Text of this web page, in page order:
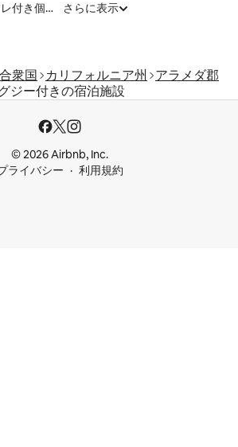
泊まれるバス・トイレ付き個室
さらに表示
衆国 カリフォルニア州
アラメダ郡
ジー付きの宿泊施設
© 2026 Airbnb, Inc.
ライバシー
利用規約